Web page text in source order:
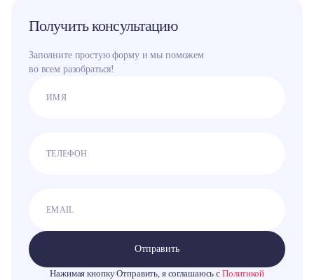
Получить консультацию
Заполните простую форму и мы поможем
во всем разобраться!
Отправить
Нажимая кнопку Отправить, я соглашаюсь с Политикой